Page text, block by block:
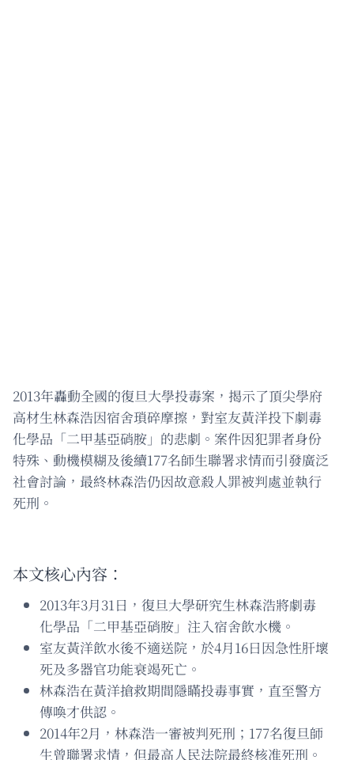
2013年轟動全國的復旦大學投毒案，揭示了頂尖學府
高材生林森浩因宿舍瑣碎摩擦，對室友黃洋投下劇毒
化學品「二甲基亞硝胺」的悲劇。案件因犯罪者身份
特殊、動機模糊及後續177名師生聯署求情而引發廣泛
社會討論，最終林森浩仍因故意殺人罪被判處並執行
死刑。
本文核心內容：
2013年3月31日，復旦大學研究生林森浩將劇毒
化學品「二甲基亞硝胺」注入宿舍飲水機。
室友黃洋飲水後不適送院，於4月16日因急性肝壞
死及多器官功能衰竭死亡。
林森浩在黃洋搶救期間隱瞞投毒事實，直至警方
傳喚才供認。
2014年2月，林森浩一審被判死刑；177名復旦師
生曾聯署求情，但最高人民法院最終核准死刑。